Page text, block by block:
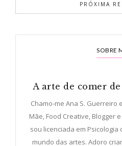
PRÓXIMA
SOBRE
A arte de comer
Chamo-me Ana S.
Mãe, Food Creative, Blogger
sou licenciada em
mundo das artes. Adoro